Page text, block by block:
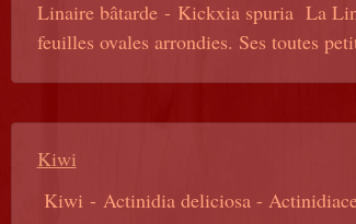
Linaire bâtarde - Kickxia spuria La
feuilles ovales arrondies. Ses toutes
Kiwi
Kiwi - Actinidia deliciosa -